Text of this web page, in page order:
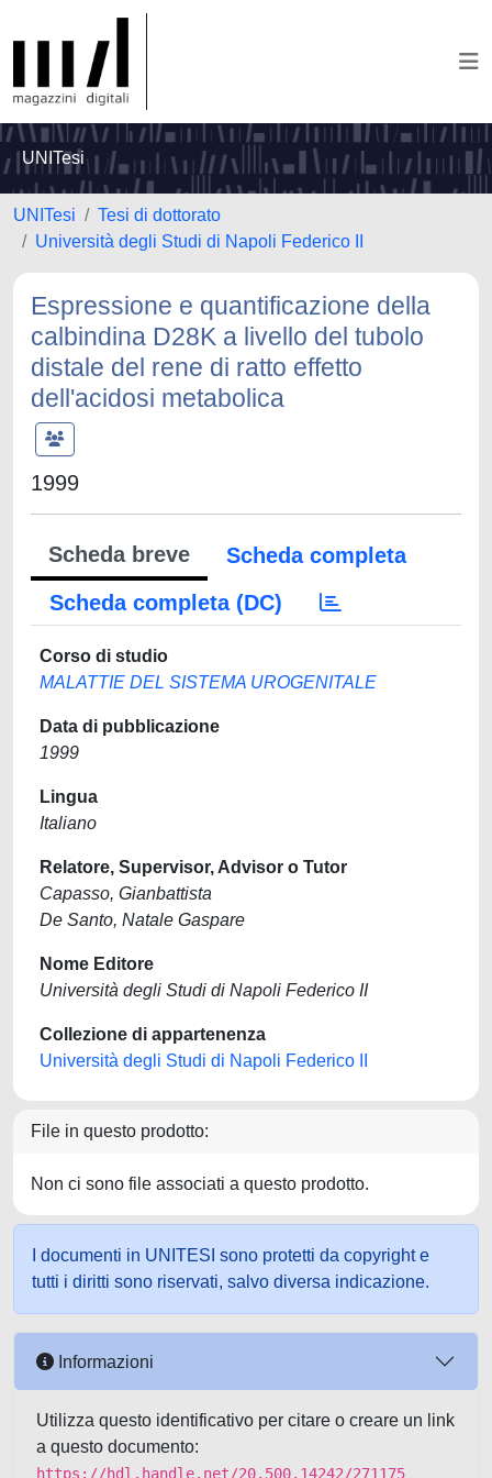
UNITesi
UNITesi
Tesi di dottorato
Università degli Studi di Napoli Federico II
Espressione e quantificazione della
calbindina D28K a livello del tubolo
distale del rene di ratto effetto
dell'acidosi metabolica
1999
Scheda breve
Scheda completa
Scheda completa (DC)
Corso di studio
MALATTIE DEL SISTEMA UROGENITALE
Data di pubblicazione
1999
Lingua
Italiano
Relatore, Supervisor, Advisor o Tutor
Capasso, Gianbattista
De Santo, Natale Gaspare
Nome Editore
Università degli Studi di Napoli Federico II
Collezione di appartenenza
Università degli Studi di Napoli Federico II
File in questo prodotto:
Non ci sono file associati a questo prodotto.
I documenti in UNITESI sono protetti da copyright e
tutti i diritti sono riservati, salvo diversa indicazione.
Informazioni
Utilizza questo identificativo per citare o creare un link
a questo documento:
https://hdl.handle.net/20.500.14242/271175